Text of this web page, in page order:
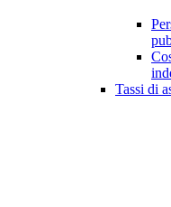
Tassi di